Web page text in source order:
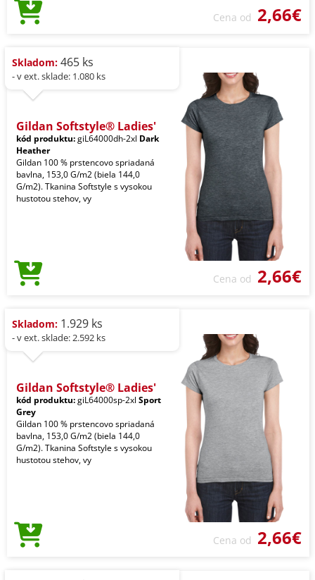
Cena od 2,66€
Skladom: 465 ks
- v ext. sklade: 1.080 ks
Gildan Softstyle® Ladies'
kód produktu:giL64000dh-2xl Dark
Heather
Gildan 100 % prstencovo spriadaná
bavlna, 153,0 G/m2 (biela 144,0
G/m2). Tkanina Softstyle s vysokou
hustotou stehov, vy
Cena od 2,66€
Skladom: 1.929 ks
- v ext. sklade: 2.592 ks
Gildan Softstyle® Ladies'
kód produktu:giL64000sp-2xl Sport
Grey
Gildan 100 % prstencovo spriadaná
bavlna, 153,0 G/m2 (biela 144,0
G/m2). Tkanina Softstyle s vysokou
hustotou stehov, vy
Cena od 2,66€